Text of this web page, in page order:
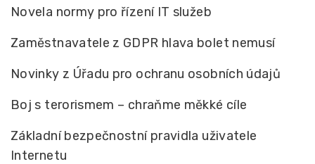
Novela normy pro řízení IT služeb
Zaměstnavatele z GDPR hlava bolet nemusí
Novinky z Úřadu pro ochranu osobních údajů
Boj s terorismem – chraňme měkké cíle
Základní bezpečnostní pravidla uživatele
Internetu